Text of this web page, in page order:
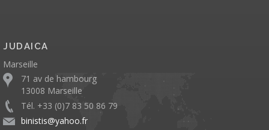
JUDAICA
Marseille
71 av de hambourg
13008 Marseille
Tél. +33 (0)7 83 50 86 79
binistis@yahoo.fr